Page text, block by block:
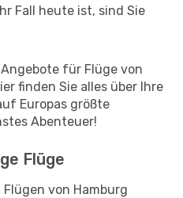
Fall heute ist, sind Sie
für Flüge von
finden Sie alles über Ihre
Europas größte
Abenteuer!
Flüge
von Hamburg